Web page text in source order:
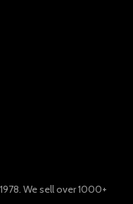
We sell over 1000+